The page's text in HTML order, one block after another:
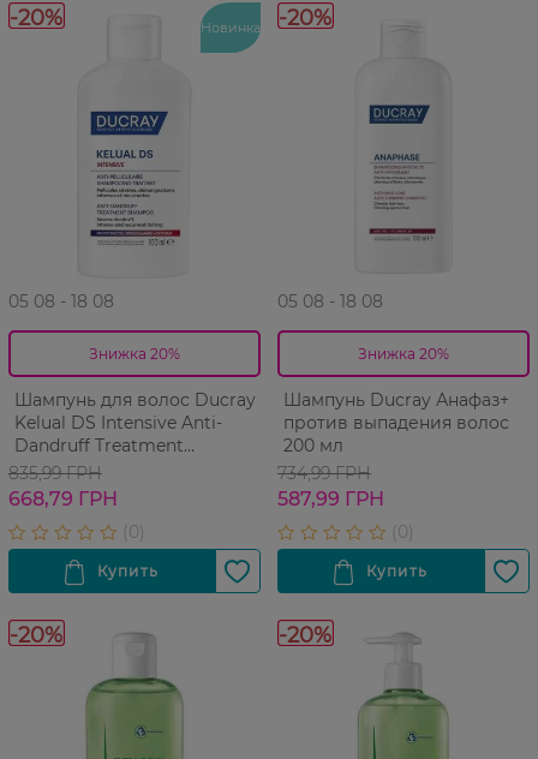
-20% Новинка
05 08 - 18 08
Знижка 20%
Шампунь для волос Ducray
Kelual DS Intensive Anti-
Dandruff Treatment
Shampoo Интенсив против
перхоти 100 мл
835,99 ГРН
668,79 ГРН
-20%
05 08 - 18 08
Знижка 20%
Шампунь Ducray Анафаз+
против выпадения волос
200 мл
734,99 ГРН
587,99 ГРН
-20% -20%